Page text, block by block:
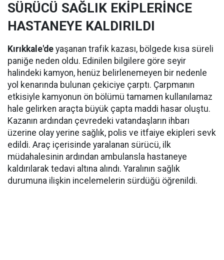
SÜRÜCÜ SAĞLIK EKİPLERİNCE
HASTANEYE KALDIRILDI
Kırıkkale'de yaşanan trafik kazası, bölgede kısa süreli
paniğe neden oldu. Edinilen bilgilere göre seyir
halindeki kamyon, henüz belirlenemeyen bir nedenle
yol kenarında bulunan çekiciye çarptı. Çarpmanın
etkisiyle kamyonun ön bölümü tamamen kullanılamaz
hale gelirken araçta büyük çapta maddi hasar oluştu.
Kazanın ardından çevredeki vatandaşların ihbarı
üzerine olay yerine sağlık, polis ve itfaiye ekipleri sevk
edildi. Araç içerisinde yaralanan sürücü, ilk
müdahalesinin ardından ambulansla hastaneye
kaldırılarak tedavi altına alındı. Yaralının sağlık
durumuna ilişkin incelemelerin sürdüğü öğrenildi.